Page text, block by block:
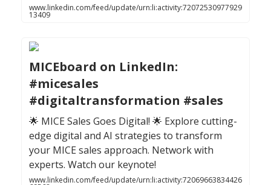
www.linkedin.com/feed/update/urn:li:activity:72072530977929
13409
MICEboard on LinkedIn:
#micesales
#digitaltransformation #sales
🌟 MICE Sales Goes Digital! 🌟 Explore cutting-
edge digital and AI strategies to transform
your MICE sales approach. Network with
experts. Watch our keynote!
www.linkedin.com/feed/update/urn:li:activity:72069663834426